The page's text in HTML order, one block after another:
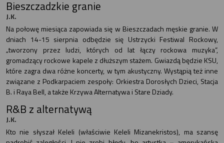
Bieszczadzkie granie
J.K.
Na połowę miesiąca zapowiada się w Bieszczadach męskie granie. W
dniach 14-15 sierpnia odbędzie się Ustrzycki Festiwal Rockowy,
„tworzony przez ludzi, których od lat łączy rockowa muzyka”,
gromadzący rockowe kapele z dłuższym stażem. Gwiazdą będzie KSU,
które zagra dwa różne koncerty, w tym akustyczny. Wystąpią też inne
związane z Podkarpaciem zespoły: Orkiestra Dorosłych Dzieci, Stacja
B. i Raya Bell, a także Krzywa Alternatywa i Stare Dziady.
R&B z alternatywą
J.K.
Kto nie słyszał Keleli (właściwie Keleli Mizanekristos), ma szansę